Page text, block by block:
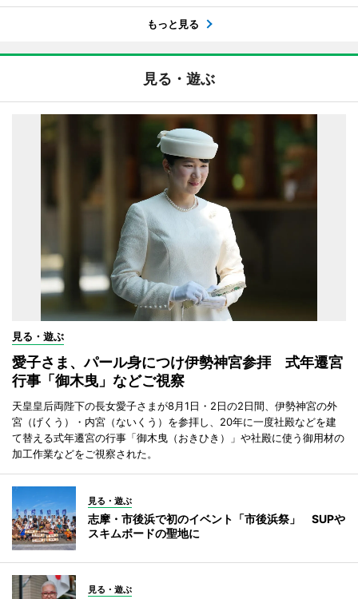
もっと見る
見る・遊ぶ
見る・遊ぶ
愛子さま、パール身につけ伊勢神宮参拝 式年遷宮
行事「御木曳」などご視察
天皇皇后両陛下の長女愛子さまが8月1日・2日の2日間、伊勢神宮の外
宮（げくう）・内宮（ないくう）を参拝し、20年に一度社殿などを建
て替える式年遷宮の行事「御木曳（おきひき）」や社殿に使う御用材の
加工作業などをご視察された。
見る・遊ぶ
志摩・市後浜で初のイベント「市後浜祭」 SUPや
スキムボードの聖地に
見る・遊ぶ